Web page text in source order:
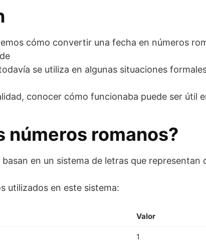
cómo convertir una fecha en números
se utiliza en algunas situaciones
conocer cómo funcionaba puede ser útil
números romanos?
en un sistema de letras que representan
utilizados en este sistema:
Valor
1